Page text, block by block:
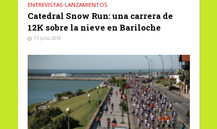
ENTREVISTAS•LANZAMIENTOS
Catedral Snow Run: una carrera de
12K sobre la nieve en Bariloche
17 julio, 2018